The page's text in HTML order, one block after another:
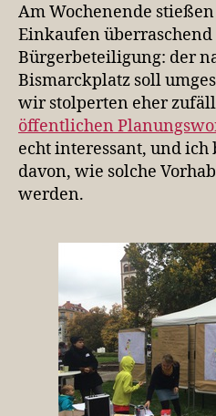
Am Wochenende
Einkaufen überraschend
Bürgerbeteiligung: der
Bismarckplatz soll
wir stolperten eher
öffentlichen
echt interessant, und ich
davon, wie solche
werden.